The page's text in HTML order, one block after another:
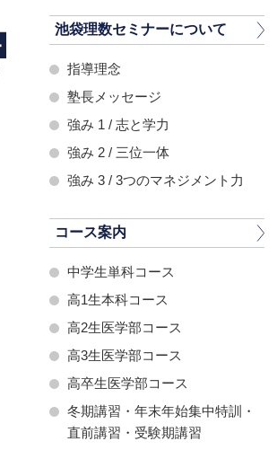
池袋理数セミナーについて
指導理念
塾長メッセージ
強み 1 / 志と学力
強み 2 / 三位一体
強み 3 / 3つのマネジメント力
コース案内
中学生単科コース
高1生本科コース
高2生医学部コース
高3生医学部コース
高卒生医学部コース
冬期講習・年末年始集中特訓・
直前講習・受験期講習